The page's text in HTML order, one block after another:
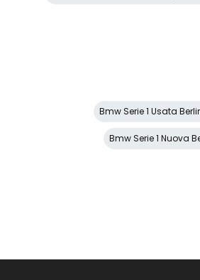
Bmw Serie 1 Usata
Bmw Serie 1 Nuova